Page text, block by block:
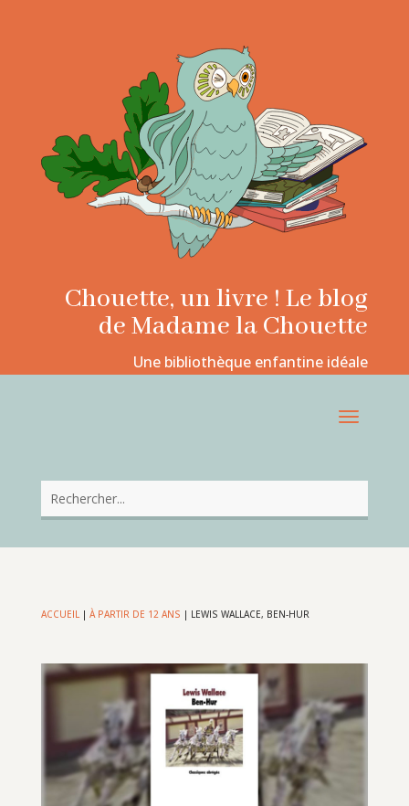
Chouette, un livre ! Le blog
de Madame la Chouette
Une bibliothèque enfantine idéale
ACCUEIL| À PARTIR DE 12 ANS | LEWIS WALLACE, BEN-HUR